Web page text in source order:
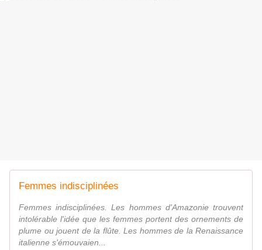
Femmes indisciplinées
Femmes indisciplinées. Les hommes d'Amazonie trouvent
intolérable l'idée que les femmes portent des ornements de
plume ou jouent de la flûte. Les hommes de la Renaissance
italienne s'émouvaien...